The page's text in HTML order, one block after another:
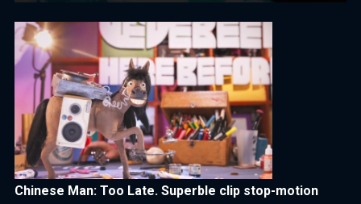
Chinese Man: Too Late. Superble clip stop-motion